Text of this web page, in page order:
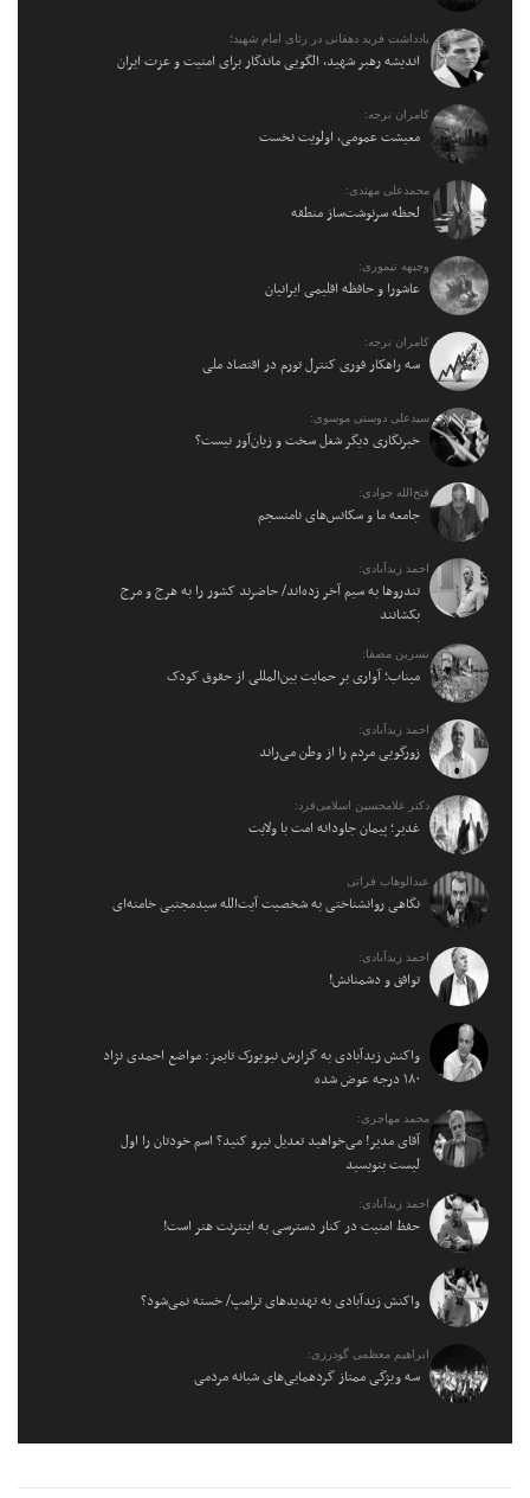
یادداشت فرید دهقانی در رثای امام شهید؛
اندیشه رهبر شهید، الگویی ماندگار برای امنیت و عزت ایران
کامران نرجه:
معیشت عمومی، اولویت نخست
محمدعلی مهتدی:
لحظه سرنوشت‌ساز منطقه
وجیهه تیموری:
عاشورا و حافظه اقلیمی ایرانیان
کامران نرجه:
سه راهکار فوری کنترل تورم در اقتصاد ملی
سیدعلی دوستی موسوی:
خبرنگاری دیگر شغل سخت و زیان‌آور نیست؟
فتح‌الله جوادی:
جامعه ما و سکانس‌های نامنسجم
احمد زیدآبادی:
تندروها به سیم آخر زده‌اند/ حاضرند کشور را به هرج و مرج
بکشانند
نسرین مصفا:
میناب؛ آواری بر حمایت بین‌المللی از حقوق کودک
احمد زیدآبادی:
زورگویی مردم را از وطن می‌راند
دکتر غلامحسین اسلامی‌فرد:
غدیر؛ پیمان جاودانه امت با ولایت
عبدالوهاب فراتی
نگاهی روانشناختی به شخصیت آیت‌الله سیدمجتبی خامنه‌ای
احمد زیدآبادی:
توافق و دشمنانش!
واکنش زیدآبادی به گزارش نیویورک تایمز: مواضع احمدی نژاد
۱۸۰ درجه عوض شده
محمد مهاجری:
آقای مدیر! می‌خواهید تعدیل نیرو کنید؟ اسم خودتان را اول
لیست بنویسید
احمد زیدآبادی:
حفظ امنیت در کنار دسترسی به اینترنت هنر است!
واکنش زیدآبادی به تهدیدهای ترامپ/ خسته نمی‌شود؟
ابراهیم معظمی گودرزی:
سه ویژگی ممتاز گردهمایی‌های شبانه مردمی